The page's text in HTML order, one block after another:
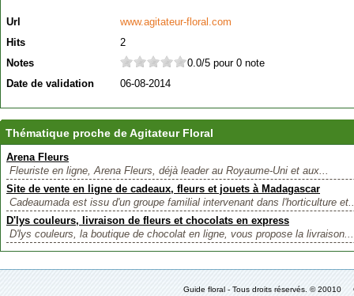
Url
www.agitateur-floral.com
Hits
2
Notes
0.0/5 pour 0 note
Date de validation
06-08-2014
Thématique proche de Agitateur Floral
Arena Fleurs
Fleuriste en ligne, Arena Fleurs, déjà leader au Royaume-Uni et aux...
Site de vente en ligne de cadeaux, fleurs et jouets à Madagascar
Cadeaumada est issu d'un groupe familial intervenant dans l'horticulture
D'lys couleurs, livraison de fleurs et chocolats en express
D'lys couleurs, la boutique de chocolat en ligne, vous propose la livraison...
Guide floral - Tous droits réservés. ©